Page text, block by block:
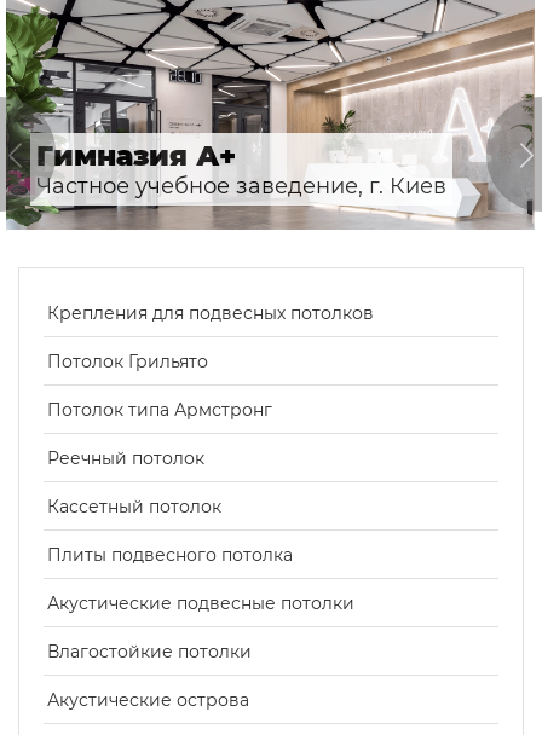
Гимназия А+
Частное учебное заведение, г. Киев
Крепления для подвесных потолков
Потолок Грильято
Потолок типа Армстронг
Реечный потолок
Кассетный потолок
Плиты подвесного потолка
Акустические подвесные потолки
Влагостойкие потолки
Акустические острова